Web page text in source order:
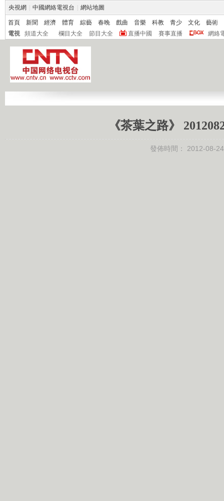
央視網 中國網絡電視台 網站地圖
首頁 新聞 經濟 體育 綜藝 春晚 戲曲 音樂 科教 青少 文化
藝術
電視
頻道大全 欄目大全 節目大全 直播中國 賽事直播 網絡
《茶葉之路》
發佈時間： 2012-08-